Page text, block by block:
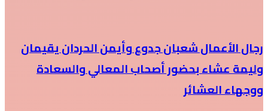
رجال الأعمال شعبان جدوع وأيمن الحردان يقيمان
وليمة عشاء بحضور أصحاب المعالي والسعادة
ووجهاء العشائر